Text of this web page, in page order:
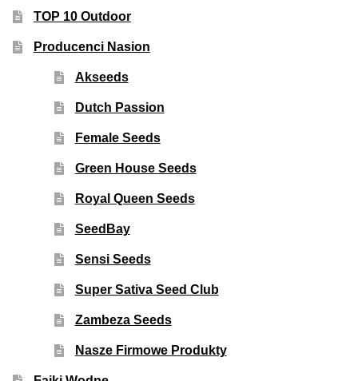
TOP 10 Outdoor
Producenci Nasion
Akseeds
Dutch Passion
Female Seeds
Green House Seeds
Royal Queen Seeds
SeedBay
Sensi Seeds
Super Sativa Seed Club
Zambeza Seeds
Nasze Firmowe Produkty